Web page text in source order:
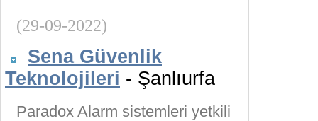
(29-09-2022)
Sena Güvenlik
Teknolojileri - Şanlıurfa
Paradox Alarm sistemleri yetkili